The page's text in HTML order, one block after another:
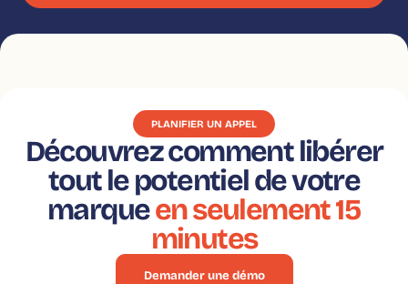
PLANIFIER UN APPEL
Découvrez comment libérer
tout le potentiel de votre
marqueen seulement 15
minutes
Demander une démo